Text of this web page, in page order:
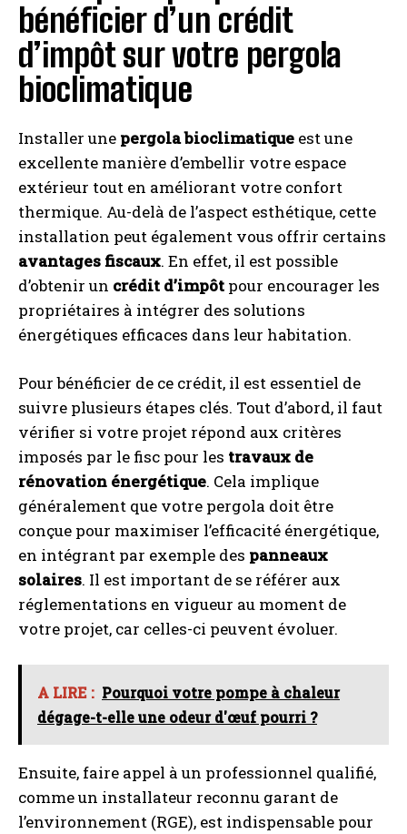
I WANT IN
I've read and accept thePrivacy Policy.
promos sur ces batteries portables ?
bénéficier d’un crédit
d’impôt sur votre pergola
bioclimatique
Installer une pergola bioclimatique est une
excellente manière d’embellir votre espace
extérieur tout en améliorant votre confort
thermique. Au-delà de l’aspect esthétique, cette
installation peut également vous offrir certains
avantages fiscaux. En effet, il est possible
d’obtenir un crédit d’impôt pour encourager les
propriétaires à intégrer des solutions
énergétiques efficaces dans leur habitation.
Pour bénéficier de ce crédit, il est essentiel de
suivre plusieurs étapes clés. Tout d’abord, il faut
vérifier si votre projet répond aux critères
imposés par le fisc pour les travaux de
rénovation énergétique. Cela implique
généralement que votre pergola doit être
conçue pour maximiser l’efficacité énergétique,
en intégrant par exemple des panneaux
solaires. Il est important de se référer aux
réglementations en vigueur au moment de
votre projet, car celles-ci peuvent évoluer.
A LIRE : Pourquoi votre pompe à chaleur
dégage-t-elle une odeur d'œuf pourri ?
Ensuite, faire appel à un professionnel qualifié,
comme un installateur reconnu garant de
l’environnement (RGE), est indispensable pour